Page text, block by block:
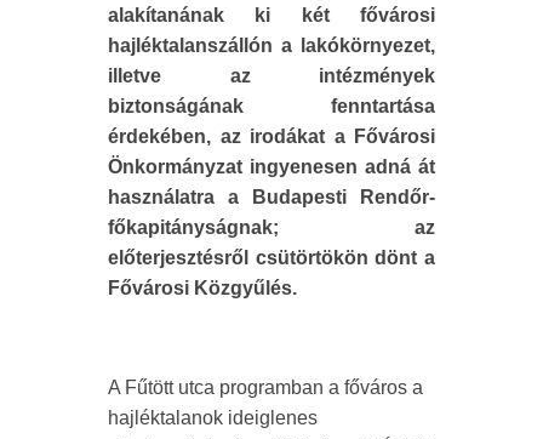
alakítanának ki két fővárosi
hajléktalanszállón a lakókörnyezet,
illetve az intézmények
biztonságának fenntartása
érdekében, az irodákat a Fővárosi
Önkormányzat ingyenesen adná át
használatra a Budapesti Rendőr-
főkapitányságnak; az
előterjesztésről csütörtökön dönt a
Fővárosi Közgyűlés.
A Fűtött utca programban a főváros a
hajléktalanok ideiglenes